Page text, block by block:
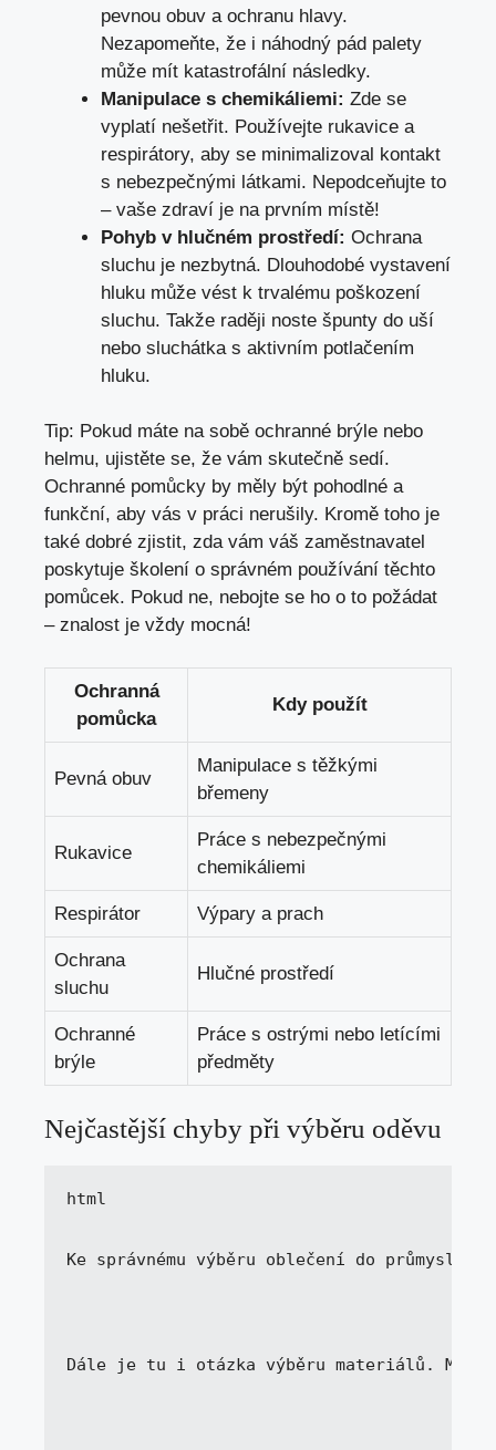
pevnou obuv a ochranu hlavy.
Nezapomeňte, že i náhodný pád palety
může mít katastrofální následky.
Manipulace s chemikáliemi: Zde se
vyplatí nešetřit. Používejte rukavice a
respirátory, aby se minimalizoval kontakt
s nebezpečnými látkami. Nepodceňujte to
– vaše zdraví je na prvním místě!
Pohyb v hlučném prostředí: Ochrana
sluchu je nezbytná. Dlouhodobé vystavení
hluku může vést k trvalému poškození
sluchu. Takže raději noste špunty do uší
nebo sluchátka s aktivním potlačením
hluku.
Tip: Pokud máte na sobě ochranné brýle nebo
helmu, ujistěte se, že vám skutečně sedí.
Ochranné pomůcky by měly být pohodlné a
funkční, aby vás v práci nerušily. Kromě toho je
také dobré zjistit, zda vám váš zaměstnavatel
poskytuje školení o správném používání těchto
pomůcek. Pokud ne, nebojte se ho o to požádat
– znalost je vždy mocná!
Ochranná
pomůcka
Kdy použít
Pevná obuv
Manipulace s těžkými
břemeny
Rukavice
Práce s nebezpečnými
chemikáliemi
Respirátor Výpary a prach
Ochrana
sluchu
Hlučné prostředí
Ochranné
brýle
Práce s ostrými nebo letícími
předměty
Nejčastější chyby při výběru oděvu
Ke správnému výběru oblečení do
Dále je tu i otázka výběru materiálů.